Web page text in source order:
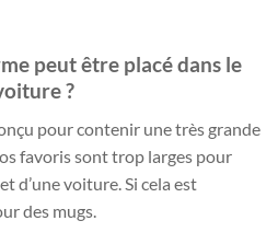
peut être placé dans le
?
pour contenir une très grande
favoris sont trop larges pour
d’une voiture. Si cela est
des mugs.